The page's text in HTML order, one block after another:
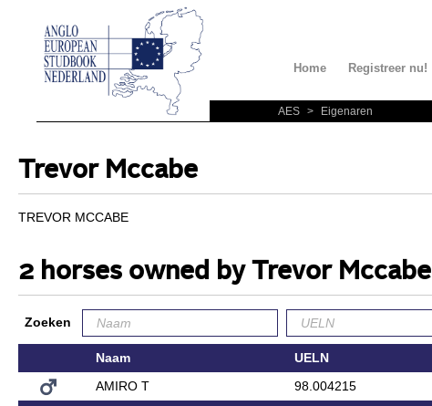
Home Registreer nu!
AES > Eigenaren
Trevor Mccabe
TREVOR MCCABE
2 horses owned by Trevor Mccabe
Zoeken
Naam UELN
AMIRO T
98.004215